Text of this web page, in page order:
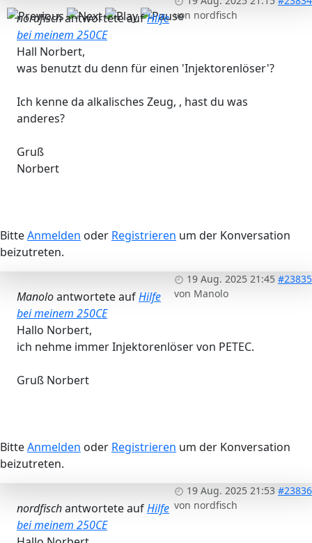
von nordfisch
nordfischantwortete aufHilfe
bei meinem 250CE
Hall Norbert,
was benutzt du denn für einen 'Injektorenlöser'?
Ich kenne da alkalisches Zeug, , hast du was
anderes?
Gruß
Norbert
BitteAnmelden oder Registrieren um der Konversation
beizutreten.
19 Aug. 2025 21:45 #23835
von Manolo
Manoloantwortete aufHilfe
bei meinem 250CE
Hallo Norbert,
ich nehme immer Injektorenlöser von PETEC.
Gruß Norbert
BitteAnmelden oder Registrieren um der Konversation
beizutreten.
19 Aug. 2025 21:53 #23836
von nordfisch
nordfischantwortete aufHilfe
bei meinem 250CE